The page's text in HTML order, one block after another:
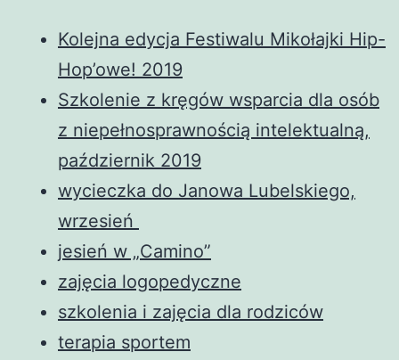
Kolejna edycja Festiwalu Mikołajki Hip-
Hop’owe! 2019
Szkolenie z kręgów wsparcia dla osób
z niepełnosprawnością intelektualną,
październik 2019
wycieczka do Janowa Lubelskiego,
wrzesień
jesień w „Camino”
zajęcia logopedyczne
szkolenia i zajęcia dla rodziców
terapia sportem